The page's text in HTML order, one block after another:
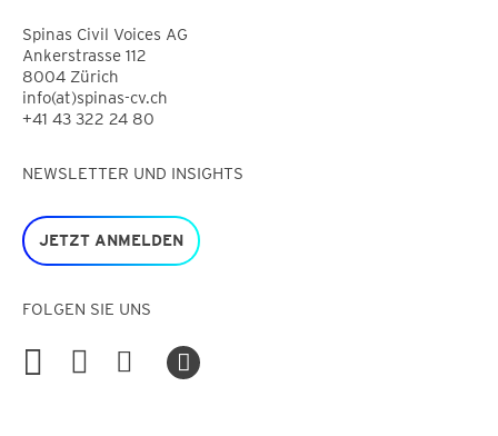
Spinas Civil Voices AG
Ankerstrasse 112
8004 Zürich
info(at)spinas-cv.ch
+41 43 322 24 80
NEWSLETTER UND INSIGHTS
JETZT ANMELDEN
FOLGEN SIE UNS